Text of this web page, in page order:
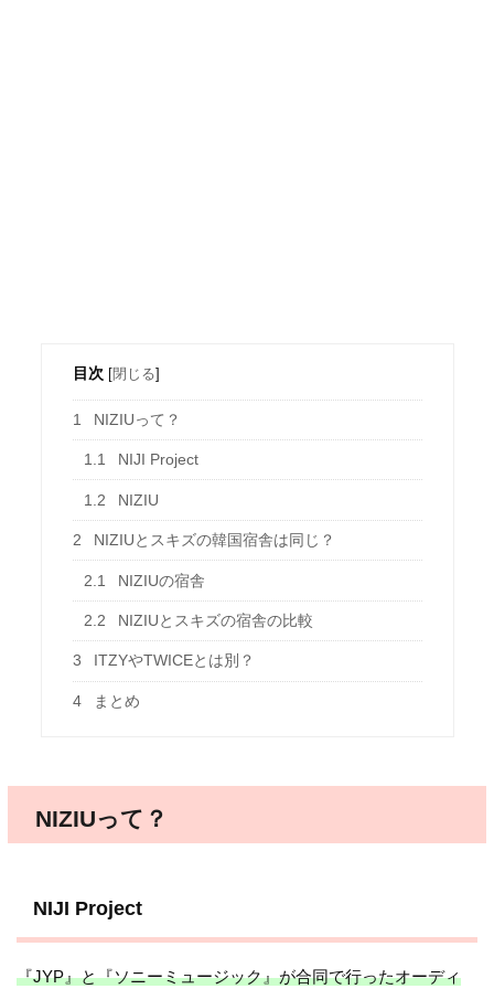
目次 [閉じる]
1 NIZIUって？
1.1 NIJI Project
1.2 NIZIU
2 NIZIUとスキズの韓国宿舎は同じ？
2.1 NIZIUの宿舎
2.2 NIZIUとスキズの宿舎の比較
3 ITZYやTWICEとは別？
4 まとめ
NIZIUって？
NIJI Project
『JYP』と『ソニーミュージック』が合同で行ったオーディ